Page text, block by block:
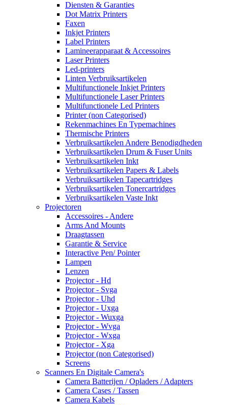
Diensten & Garanties
Dot Matrix Printers
Faxen
Inkjet Printers
Label Printers
Lamineerapparaat & Accessoires
Laser Printers
Led-printers
Linten Verbruiksartikelen
Multifunctionele Inkjet Printers
Multifunctionele Laser Printers
Multifunctionele Led Printers
Printer (non Categorised)
Rekenmachines En Typemachines
Thermische Printers
Verbruiksartikelen Andere Benodigdheden
Verbruiksartikelen Drum & Fuser Units
Verbruiksartikelen Inkt
Verbruiksartikelen Papers & Labels
Verbruiksartikelen Tapecartridges
Verbruiksartikelen Tonercartridges
Verbruiksartikelen Vaste Inkt
Projectoren
Accessoires - Andere
Arms And Mounts
Draagtassen
Garantie & Service
Interactive Pen/ Pointer
Lampen
Lenzen
Projector - Hd
Projector - Svga
Projector - Uhd
Projector - Uxga
Projector - Wuxga
Projector - Wvga
Projector - Wxga
Projector - Xga
Projector (non Categorised)
Screens
Scanners En Digitale Camera's
Camera Batterijen / Opladers / Adapters
Camera Cases / Tassen
Camera Kabels